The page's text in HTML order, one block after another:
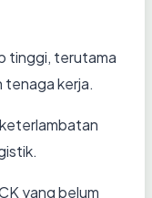
tinggi, terutama
tenaga kerja.
yang belum